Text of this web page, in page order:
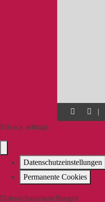
|
Privacy settings
Datenschutzeinstellungen
Permanente Cookies
Datenschutzeinstellungen